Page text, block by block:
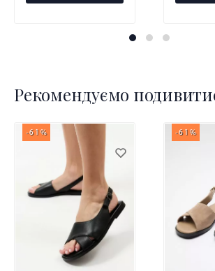
Рекомендуємо
-61% -61%